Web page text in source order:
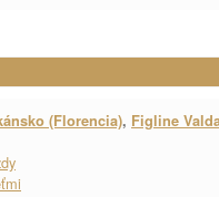
(Florencia), Figline